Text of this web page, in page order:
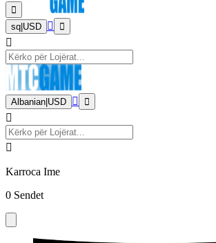
sq USD
Albanian USD
Karroca Ime
0 Sendet